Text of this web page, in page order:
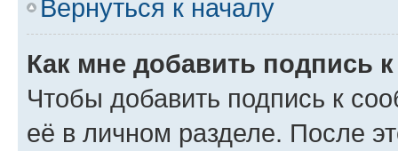
Вернуться к началу
Как мне добавить подпись
Чтобы добавить подпись к
её в личном разделе. После